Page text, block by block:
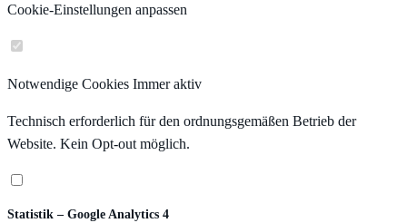
Cookie-Einstellungen anpassen
Notwendige Cookies Immer aktiv
Technisch erforderlich für den ordnungsgemäßen Betrieb der
Website. Kein Opt-out möglich.
Statistik – Google Analytics 4